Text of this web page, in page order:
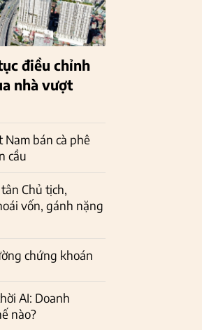
điều chỉnh
nhà vượt
Nam bán cà phê
cầu
Chủ tịch,
vốn, gánh nặng
chứng khoán
AI: Doanh
nào?